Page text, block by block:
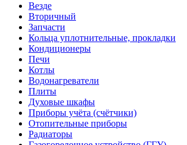
Везде
Вторичный
Запчасти
Кольца уплотнительные, прокладки
Кондиционеры
Печи
Котлы
Водонагреватели
Плиты
Духовые шкафы
Приборы учёта (счётчики)
Отопительные приборы
Радиаторы